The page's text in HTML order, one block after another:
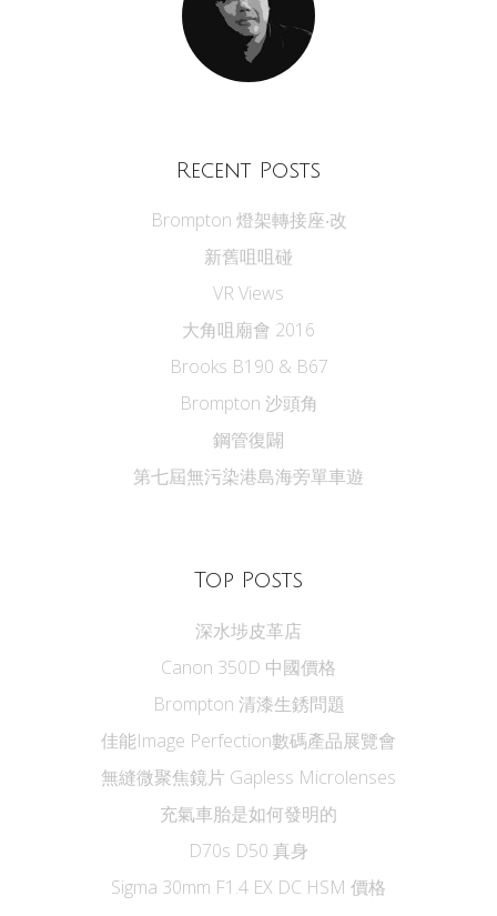
Recent Posts
Brompton 燈架轉接座‧改
新舊咀咀碰
VR Views
大角咀廟會 2016
Brooks B190 & B67
Brompton 沙頭角
鋼管復闢
第七屆無污染港島海旁單車遊
Top Posts
深水埗皮革店
Canon 350D 中國價格
Brompton 清漆生銹問題
佳能Image Perfection數碼產品展覽會
無縫微聚焦鏡片 Gapless Microlenses
充氣車胎是如何發明的
D70s D50 真身
Sigma 30mm F1.4 EX DC HSM 價格